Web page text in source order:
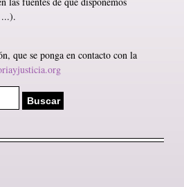
que se ponga en contacto con la